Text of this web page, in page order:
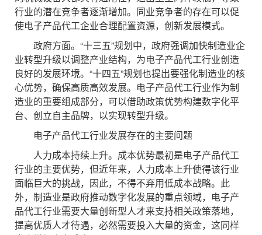
行业的潜在竞争者逐渐增加。同业竞争者的存在可以促
使电子产品代工企业合理配置资源，创新发展模式。
政府方面。“十三五”规划中，政府强调加快制造业企
业转型升级以调整产业结构，为电子产品代工行业创造
良好的发展环境。“十四五”规划也提出要强化制造业的核
心优势，确保高质高效发展。电子产品代工行业作为制
造业的重要组成部分，可以借助政策优势构建数字化平
台、创立自主品牌，以实现转型升级。
电子产品代工行业发展存在的主要问题
人力成本持续上升。成本优势最初是电子产品代工
行业的主要优势，但近年来，人力成本上升使得该行业
面临巨大的挑战，因此，不得不弃用低成本战略。此
外，制造业是政府推动数字化发展的重点领域，电子产
品代工行业需要大量创新型人才来支持相关政策落地，
提高优质人才待遇，必然需要投入大量的资金，这同样